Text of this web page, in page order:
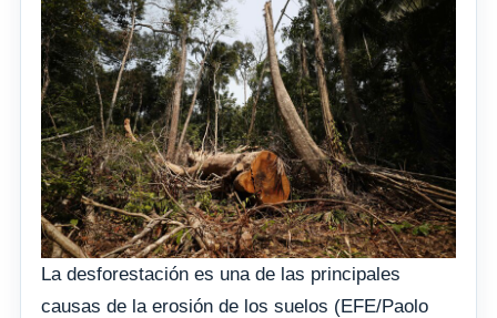
La desforestación es una de las principales
causas de la erosión de los suelos (EFE/Paolo